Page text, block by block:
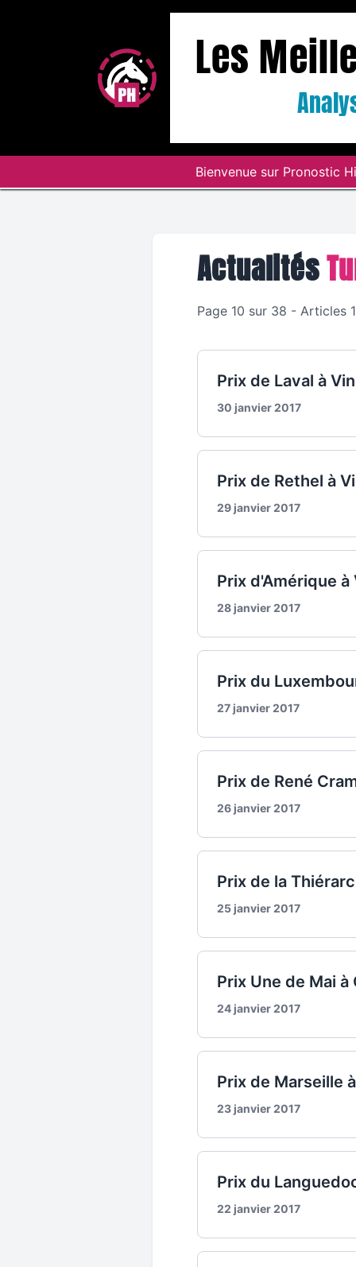
Les
Bienvenue sur Pronostic
Actualités
Page 10 sur 38 - Articles
Prix de Laval à
30 janvier 2017
Prix de Rethel à
29 janvier 2017
Prix d'Amérique
28 janvier 2017
Prix du
27 janvier 2017
Prix de René
26 janvier 2017
Prix de la
25 janvier 2017
Prix Une de Mai
24 janvier 2017
Prix de Marseille
23 janvier 2017
Prix du
22 janvier 2017